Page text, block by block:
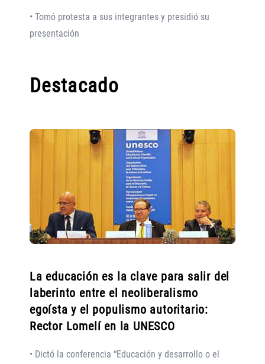
• Tomó protesta a sus integrantes y presidió su
presentación
Destacado
La educación es la clave para salir del
laberinto entre el neoliberalismo
egoísta y el populismo autoritario:
Rector Lomelí en la UNESCO
• Dictó la conferencia “Educación y desarrollo o el